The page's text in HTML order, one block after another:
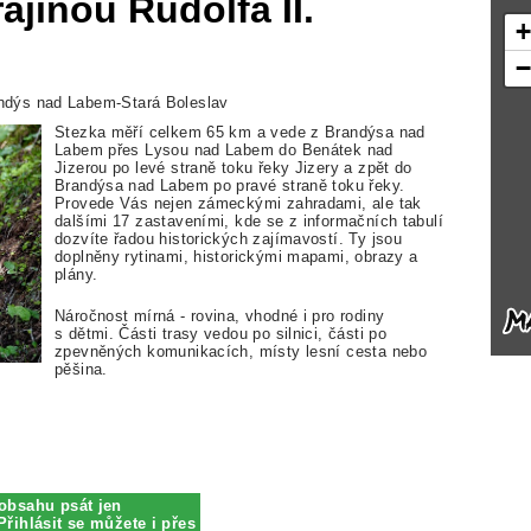
Rudolfa II.
nad Labem-Stará Boleslav
Stezka měří celkem 65 km a vede z Brandýsa nad
Labem přes Lysou nad Labem do Benátek nad
Jizerou po levé straně toku řeky Jizery a zpět do
Brandýsa nad Labem po pravé straně toku řeky.
Provede Vás nejen zámeckými zahradami, ale tak
dalšími 17 zastaveními, kde se z informačních tabulí
dozvíte řadou historických zajímavostí. Ty jsou
doplněny rytinami, historickými mapami, obrazy a
plány.
Náročnost mírná - rovina, vhodné i pro rodiny
s dětmi. Části trasy vedou po silnici, části po
zpevněných komunikacích, místy lesní cesta nebo
pěšina.
psát jen
se můžete i přes
+
−